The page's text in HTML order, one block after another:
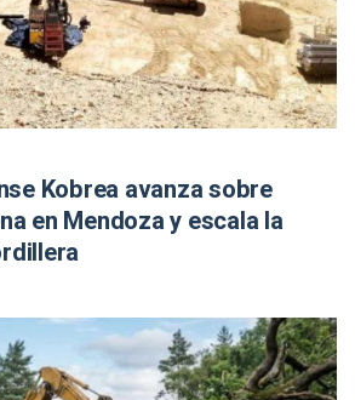
Kobrea avanza sobre
en Mendoza y escala la